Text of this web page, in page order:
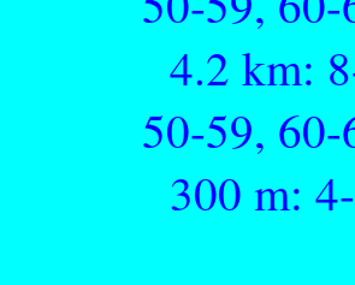
4.2 km:
50-59,
300 m: